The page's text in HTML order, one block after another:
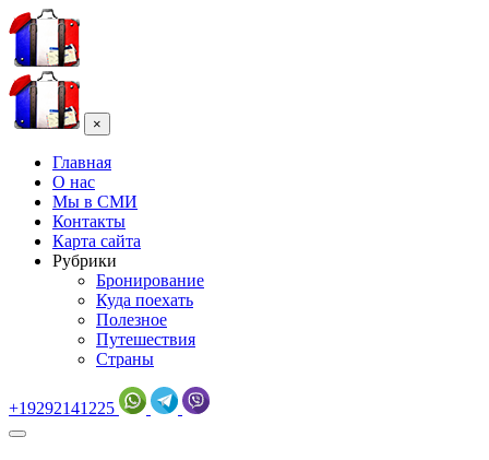
×
Главная
О нас
Мы в СМИ
Контакты
Карта сайта
Рубрики
Бронирование
Куда поехать
Полезное
Путешествия
Страны
+19292141225